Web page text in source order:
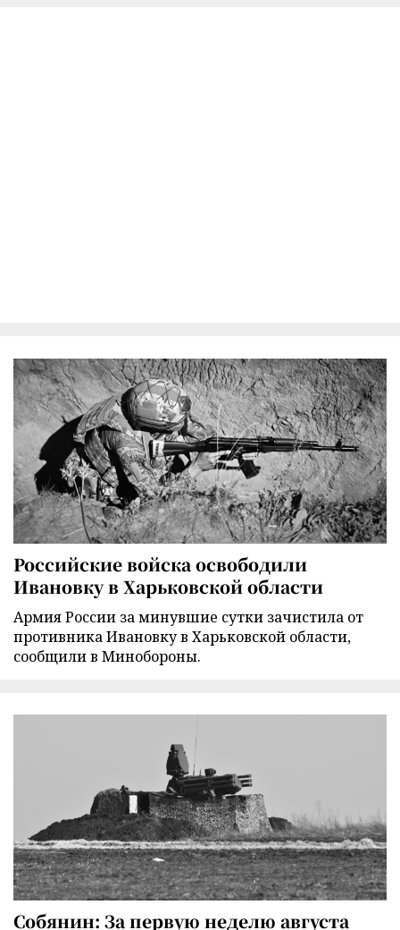
Российские войска освободили
Ивановку в Харьковской области
Армия России за минувшие сутки зачистила от
противника Ивановку в Харьковской области,
сообщили в Минобороны.
Собянин: За первую неделю августа